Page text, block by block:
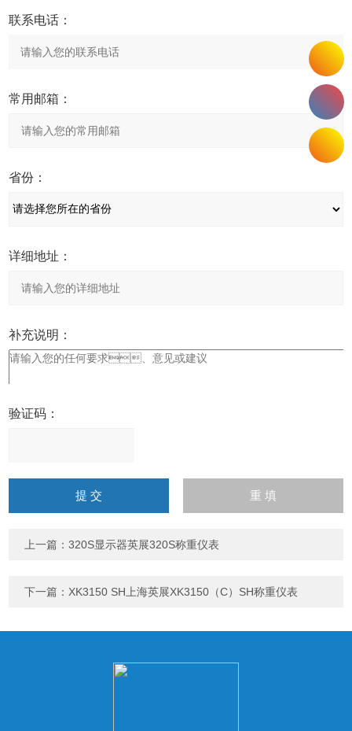
联系电话：
常用邮箱：
省份：
详细地址：
补充说明：
验证码：
字），如：三加四=7
上一篇：320S显示器英展320S称重仪表
下一篇： XK3150 SH上海英展XK3150（C）SH称重仪表